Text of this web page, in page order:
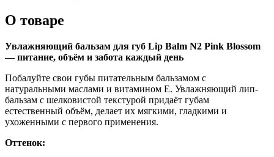
О товаре
Увлажняющий бальзам для губ Lip Balm N2 Pink Blossom
— питание, объём и забота каждый день
Побалуйте свои губы питательным бальзамом с
натуральными маслами и витамином E. Увлажняющий лип-
бальзам с шелковистой текстурой придаёт губам
естественный объём, делает их мягкими, гладкими и
ухоженными с первого применения.
Оттенок: